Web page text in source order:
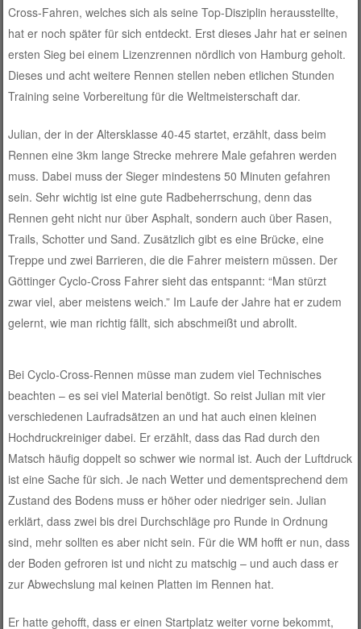
Cross-Fahren, welches sich als seine Top-Disziplin herausstellte,
hat er noch später für sich entdeckt. Erst dieses Jahr hat er seinen
ersten Sieg bei einem Lizenzrennen nördlich von Hamburg geholt.
Dieses und acht weitere Rennen stellen neben etlichen Stunden
Training seine Vorbereitung für die Weltmeisterschaft dar.
Julian, der in der Altersklasse 40-45 startet, erzählt, dass beim
Rennen eine 3km lange Strecke mehrere Male gefahren werden
muss. Dabei muss der Sieger mindestens 50 Minuten gefahren
sein. Sehr wichtig ist eine gute Radbeherrschung, denn das
Rennen geht nicht nur über Asphalt, sondern auch über Rasen,
Trails, Schotter und Sand. Zusätzlich gibt es eine Brücke, eine
Treppe und zwei Barrieren, die die Fahrer meistern müssen. Der
Göttinger Cyclo-Cross Fahrer sieht das entspannt: “Man stürzt
zwar viel, aber meistens weich.” Im Laufe der Jahre hat er zudem
gelernt, wie man richtig fällt, sich abschmeißt und abrollt.
Bei Cyclo-Cross-Rennen müsse man zudem viel Technisches
beachten – es sei viel Material benötigt. So reist Julian mit vier
verschiedenen Laufradsätzen an und hat auch einen kleinen
Hochdruckreiniger dabei. Er erzählt, dass das Rad durch den
Matsch häufig doppelt so schwer wie normal ist. Auch der Luftdruck
ist eine Sache für sich. Je nach Wetter und dementsprechend dem
Zustand des Bodens muss er höher oder niedriger sein. Julian
erklärt, dass zwei bis drei Durchschläge pro Runde in Ordnung
sind, mehr sollten es aber nicht sein. Für die WM hofft er nun, dass
der Boden gefroren ist und nicht zu matschig – und auch dass er
zur Abwechslung mal keinen Platten im Rennen hat.
Er hatte gehofft, dass er einen Startplatz weiter vorne bekommt,